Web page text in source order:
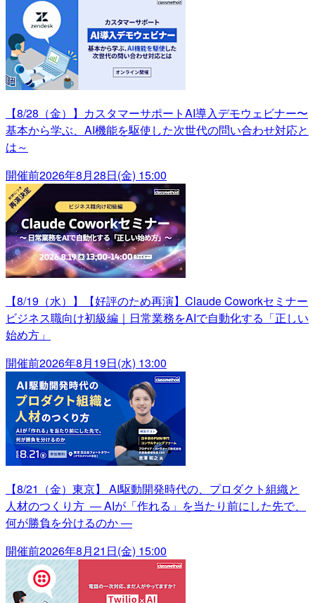
【8/28（金）】カスタマーサポートAI導入デモウェビナー〜
基本から学ぶ、AI機能を駆使した次世代の問い合わせ対応と
は～
開催前2026年8月28日(金) 15:00
【8/19（水）】【好評のため再演】Claude Coworkセミナー
ビジネス職向け初級編｜日常業務をAIで自動化する「正しい
始め方」
開催前2026年8月19日(水) 13:00
【8/21（金）東京】 AI駆動開発時代の、プロダクト組織と
人材のつくり方 ― AIが「作れる」を当たり前にした先で、
何が勝負を分けるのか ―
開催前2026年8月21日(金) 15:00